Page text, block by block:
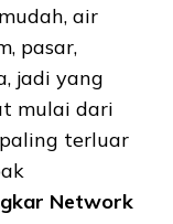
air
pasar,
jadi yang
mulai dari
terluar
Network